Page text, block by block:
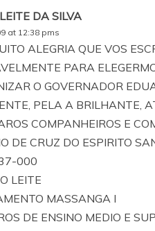
DA SILVA
at 12:38 pms
ALEGRIA QUE VOS
PARA
O GOVERNADOR
PELA A BRILHANTE,
COMPANHEIROS E
DE CRUZ DO ESPIRITO
000
LEITE
MASSANGA I
DE ENSINO MEDIO E